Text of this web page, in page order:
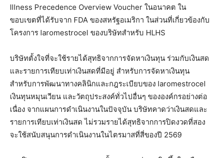
Illness Precedence Overview Voucher ในอนาคต ใน
ขอบเขตที่ได้รับจาก FDA ของสหรัฐอเมริกา ในส่วนที่เกี่ยวข้องกับ
โครงการ laromestrocel ของบริษัทสำหรับ HLHS
บริษัทตั้งใจที่จะใช้รายได้สุทธิจากการจัดหาเงินทุน ร่วมกับเงินสด
และรายการเทียบเท่าเงินสดที่มีอยู่ สำหรับการจัดหาเงินทุน
สำหรับการพัฒนาทางคลินิกและกฎระเบียบของ laromestrocel
เงินทุนหมุนเวียน และวัตถุประสงค์ทั่วไปอื่นๆ ขององค์กรอย่างต่อ
เนื่อง จากแผนการดำเนินงานในปัจจุบัน บริษัทคาดว่าเงินสดและ
รายการเทียบเท่าเงินสด ไม่รวมรายได้สุทธิจากการปิดงวดที่สอง
จะใช้สนับสนุนการดำเนินงานในไตรมาสที่สี่ของปี 2569